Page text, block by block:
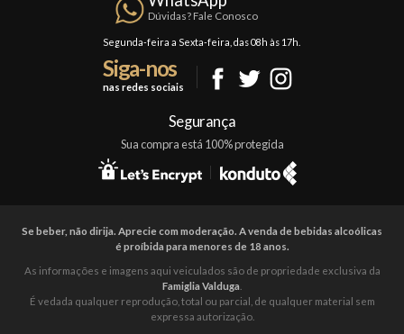
Trocas e Devoluções
Formas de Pagamento
Dúvidas? Fale Conosco
Segunda-feira a Sexta-feira, das 08h às 17h.
Siga-nos
nas redes sociais
Segurança
Sua compra está 100% protegida
Se beber, não dirija. Aprecie com moderação. A venda de bebidas alcoólicas
é proíbida para menores de 18 anos.
As informações e imagens aqui veiculados são de propriedade exclusiva da
Famiglia Valduga
É vedada qualquer reprodução, total ou parcial, de qualquer material sem
expressa autorização.